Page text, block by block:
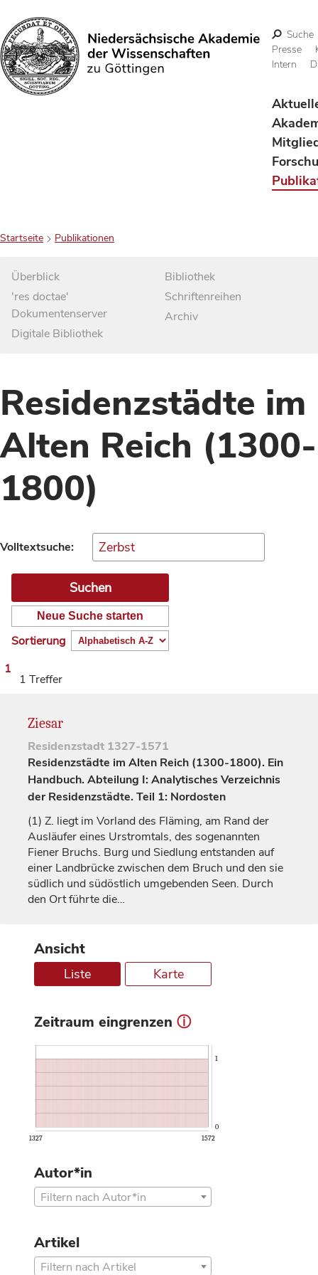
Suchen
Suche
Presse
Intern
Startseite Publikationen
Überblick
'res doctae'
Dokumentenserver
Digitale Bibliothek
Bibliothek
Schriftenreihen
Archiv
Residenzstädte im
Alten Reich (1300-
1800)
Volltextsuche:
Neue Suche starten
Sortierung
1
1 Treffer
Ziesar
Residenzstadt 1327-1571
Residenzstädte im Alten Reich (1300-1800). Ein
Handbuch. Abteilung I: Analytisches Verzeichnis
der Residenzstädte. Teil 1: Nordosten
(1) Z. liegt im Vorland des Fläming, am Rand der
Ausläufer eines Urstromtals, des sogenannten
Fiener Bruchs. Burg und Siedlung entstanden auf
einer Landbrücke zwischen dem Bruch und den sie
südlich und südöstlich umgebenden Seen. Durch
den Ort führte die…
Ansicht
Liste Karte
Zeitraum eingrenzen ⓘ
1327 1572
0
1
Autor*in
Filtern nach Autor*in
Artikel
Filtern nach Artikel